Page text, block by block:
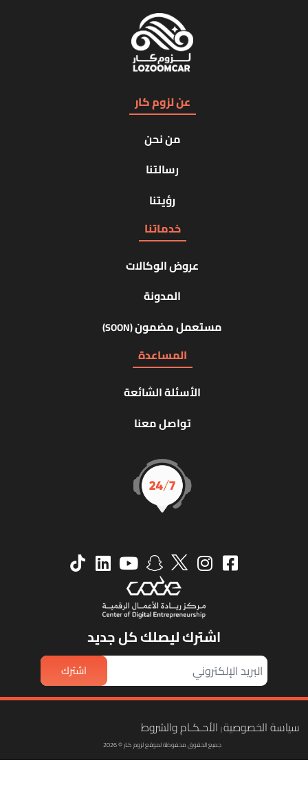
عن لزوم كار
من نحن
رسالتنا
رؤيتنا
خدماتنا
عروض الوكالات
المدونة
مستعمل مضمون(SOON)
المساعدة
الأسئلة الشائعة
تواصل معنا
اشترك ليصلك كل جديد
اشترك
سياسة الخصوصية|الأحـكـام والشروط
جميع الحقوق محفوظة لموقع لزوم كـار © 2026